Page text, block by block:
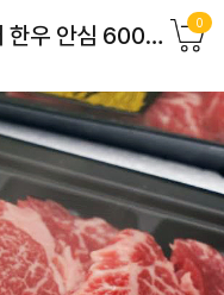
[부여축산업협동조합]굿뜨래 한우 안심 600g 1등급 0